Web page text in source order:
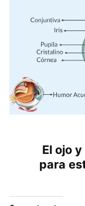
El ojo
para